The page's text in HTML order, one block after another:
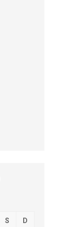
S D